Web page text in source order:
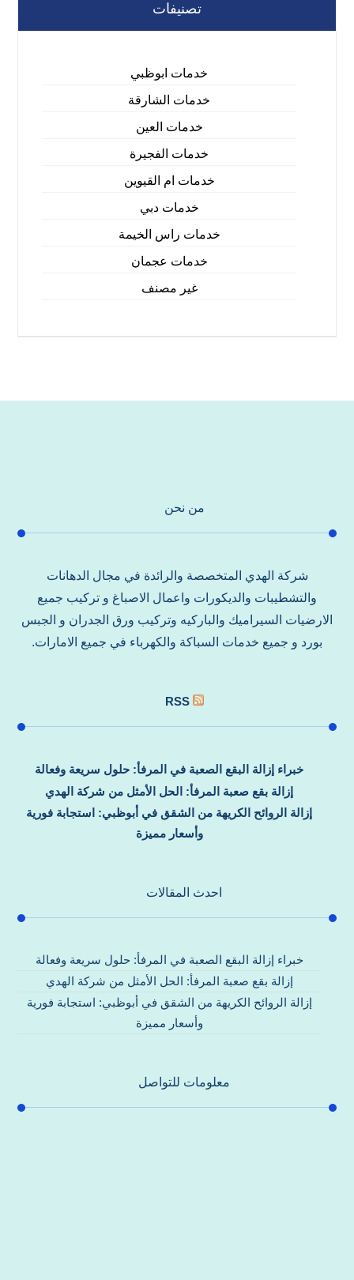
تصنيفات
خدمات ابوظبي
خدمات الشارقة
خدمات العين
خدمات الفجيرة
خدمات ام القيوين
خدمات دبي
خدمات راس الخيمة
خدمات عجمان
غير مصنف
من نحن
شركة الهدي المتخصصة والرائدة في مجال الدهانات
والتشطيبات والديكورات واعمال الاصباغ و تركيب جميع
الارضيات السيراميك والباركيه وتركيب ورق الجدران و الجبس
بورد و جميع خدمات السباكة والكهرباء في جميع الامارات.
RSS
خبراء إزالة البقع الصعبة في المرفأ: حلول سريعة وفعالة
إزالة بقع صعبة المرفأ: الحل الأمثل من شركة الهدي
إزالة الروائح الكريهة من الشقق في أبوظبي: استجابة فورية
وأسعار مميزة
احدث المقالات
خبراء إزالة البقع الصعبة في المرفأ: حلول سريعة وفعالة
إزالة بقع صعبة المرفأ: الحل الأمثل من شركة الهدي
إزالة الروائح الكريهة من الشقق في أبوظبي: استجابة فورية
وأسعار مميزة
معلومات للتواصل